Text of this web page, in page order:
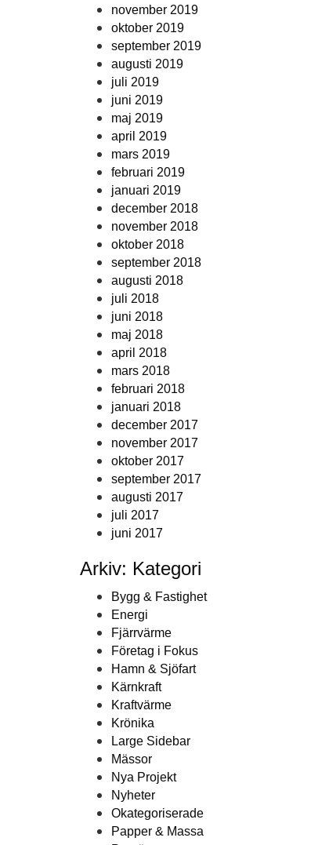
november 2019
oktober 2019
september 2019
augusti 2019
juli 2019
juni 2019
maj 2019
april 2019
mars 2019
februari 2019
januari 2019
december 2018
november 2018
oktober 2018
september 2018
augusti 2018
juli 2018
juni 2018
maj 2018
april 2018
mars 2018
februari 2018
januari 2018
december 2017
november 2017
oktober 2017
september 2017
augusti 2017
juli 2017
juni 2017
Arkiv: Kategori
Bygg & Fastighet
Energi
Fjärrvärme
Företag i Fokus
Hamn & Sjöfart
Kärnkraft
Kraftvärme
Krönika
Large Sidebar
Mässor
Nya Projekt
Nyheter
Okategoriserade
Papper & Massa